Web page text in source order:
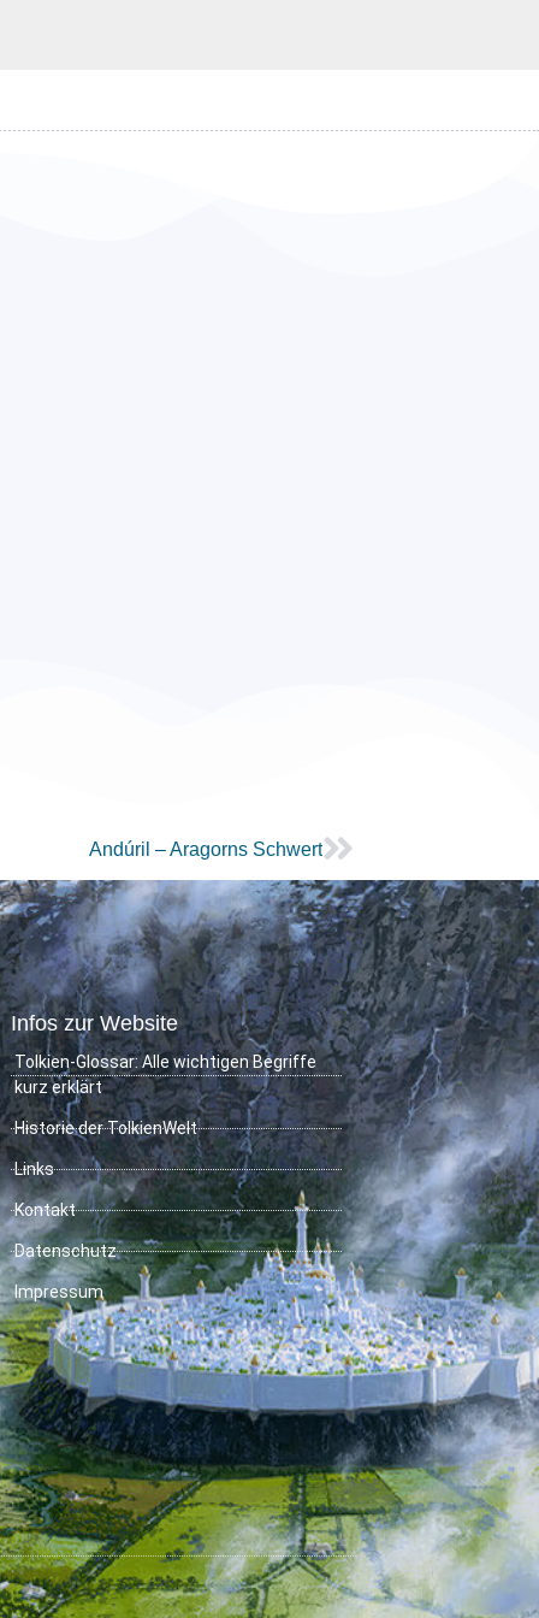
Andúril – Aragorns Schwert
Infos zur Website
Tolkien-Glossar: Alle wichtigen Begriffe
kurz erklärt
Historie der TolkienWelt
Links
Kontakt
Datenschutz
Impressum